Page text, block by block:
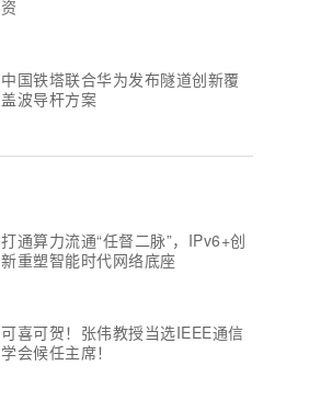
资
中国铁塔联合华为发布隧道创新覆
盖波导杆方案
打通算力流通“任督二脉”，IPv6+创
新重塑智能时代网络底座
可喜可贺！张伟教授当选IEEE通信
学会候任主席！